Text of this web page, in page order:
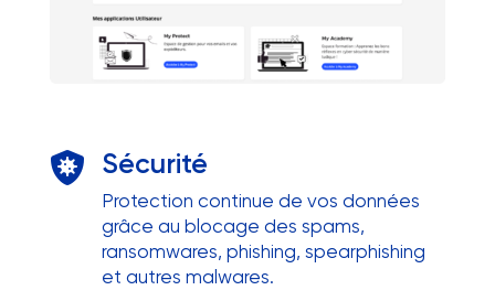
 Sécurité
Protection continue de vos données
grâce au blocage des spams,
ransomwares, phishing, spearphishing
et autres malwares.